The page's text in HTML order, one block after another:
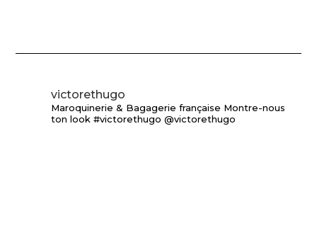
victorethugo
Maroquinerie & Bagagerie française Montre-nous
ton look #victorethugo @victorethugo